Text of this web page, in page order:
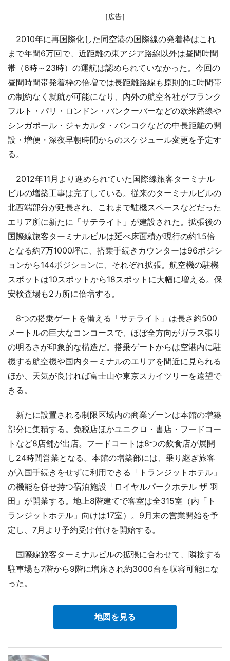
［広告］
2010年に再国際化した同空港の国際線の発着枠はこれ
まで年間6万回で、近距離の東アジア路線以外は昼間時間
帯（6時～23時）の運航は認められていなかった。今回の
昼間時間帯発着枠の倍増では長距離路線も原則的に時間帯
の制約なく就航が可能になり、内外の航空各社がフランク
フルト・パリ・ロンドン・バンクーバーなどの欧米路線や
シンガポール・ジャカルタ・バンコクなどの中長距離の開
設・増便・深夜早朝時間からのスケジュール変更を予定す
る。
2012年11月より進められていた国際線旅客ターミナル
ビルの増築工事は完了している。従来のターミナルビルの
北西端部分が延長され、これまで駐機スペースなどだった
エリア所に新たに「サテライト」が建設された。拡張後の
国際線旅客ターミナルビルは延べ床面積が現行の約1.5倍
となる約7万1000坪に、搭乗手続きカウンターは96ポジシ
ョンから144ポジションに、それぞれ拡張。航空機の駐機
スポットは10スポットから18スポットに大幅に増える。保
安検査場も2カ所に倍増する。
8つの搭乗ゲートを備える「サテライト」は長さ約500
メートルの巨大なコンコースで、ほぼ全方向がガラス張り
の明るさが印象的な構造だ。搭乗ゲートからは空港内に駐
機する航空機や国内ターミナルのエリアを間近に見られる
ほか、天気が良ければ富士山や東京スカイツリーを遠望で
きる。
新たに設置される制限区域内の商業ゾーンは本館の増築
部分に集積する。免税店ほかユニクロ・書店・フードコー
トなど8店舗が出店。フードコートは8つの飲食店が展開
し24時間営業となる。本館の増築部には、乗り継ぎ旅客
が入国手続きをせずに利用できる「トランジットホテル」
の機能を併せ持つ宿泊施設「ロイヤルパークホテル ザ 羽
田」が開業する。地上8階建てで客室は全315室（内「ト
ランジットホテル」向けは17室）。9月末の営業開始を予
定し、7月より予約受け付けを開始する。
国際線旅客ターミナルビルの拡張に合わせて、隣接する
駐車場も7階から9階に増床され約3000台を収容可能にな
った。
地図を見る